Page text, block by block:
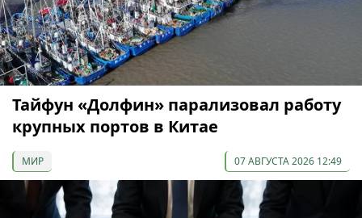
Тайфун «Долфин» парализовал работу
крупных портов в Китае
МИР 07 АВГУСТА 2026 12:49